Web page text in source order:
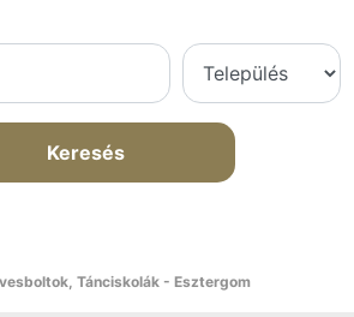
Keresés
Tánciskolák - Esztergom